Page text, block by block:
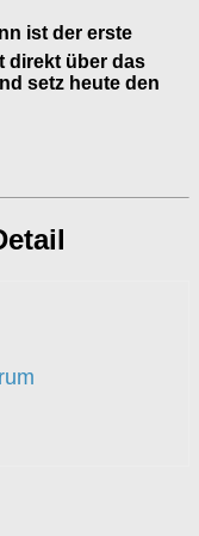
ist der erste
direkt über das
setz heute den